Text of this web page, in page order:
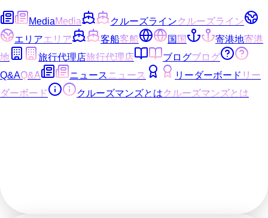
MediaMedia クルーズラインクルーズライン
エリアエリア 客船客船 国国 寄港地寄港
地
旅行代理店旅行代理店 ブログブログ
Q&AQ&A ニュース ニュース リーダーボード リー
ダーボード
クルーズマンズとはクルーズマンズとは